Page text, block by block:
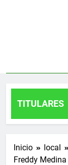
TITULARES
Inicio
local
Freddy